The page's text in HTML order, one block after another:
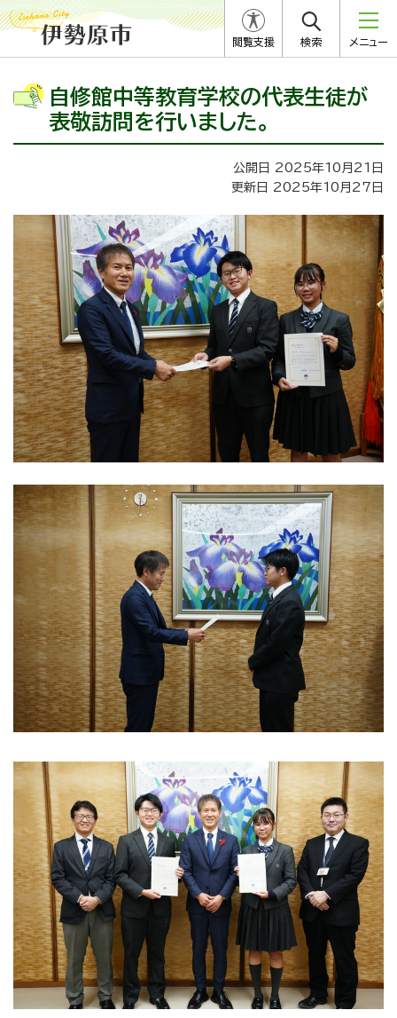
閲覧支援 検索 メニュー
自修館中等教育学校の代表生徒が
表敬訪問を行いました。
公開日 2025年10月21日
更新日 2025年10月27日